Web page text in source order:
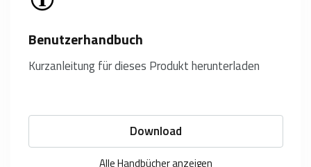
Benutzerhandbuch
Kurzanleitung für dieses Produkt herunterladen
Download
Alle Handbücher anzeigen